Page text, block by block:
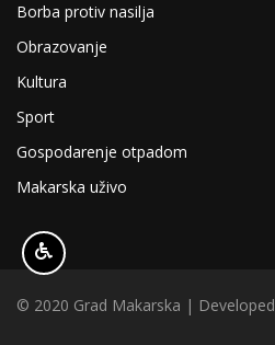
Borba protiv nasilja
Obrazovanje
Kultura
Sport
Gospodarenje otpadom
Makarska uživo
© 2020 Grad Makarska |